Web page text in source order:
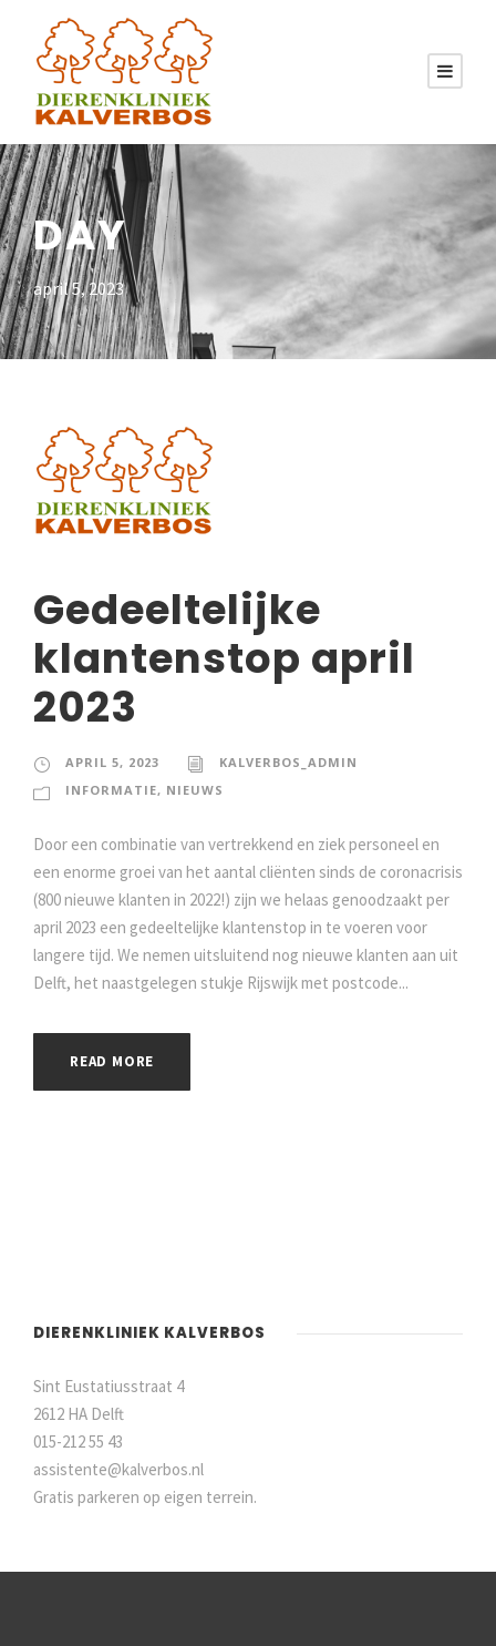
DAY
april 5, 2023
Gedeeltelijke
klantenstop april
2023
APRIL 5, 2023
KALVERBOS_ADMIN
INFORMATIE, NIEUWS
Door een combinatie van vertrekkend en ziek personeel en
een enorme groei van het aantal cliënten sinds de coronacrisis
(800 nieuwe klanten in 2022!) zijn we helaas genoodzaakt per
april 2023 een gedeeltelijke klantenstop in te voeren voor
langere tijd. We nemen uitsluitend nog nieuwe klanten aan uit
Delft, het naastgelegen stukje Rijswijk met postcode...
READ MORE
DIERENKLINIEK KALVERBOS
Sint Eustatiusstraat 4
2612 HA Delft
015-212 55 43
assistente@kalverbos.nl
Gratis parkeren op eigen terrein.